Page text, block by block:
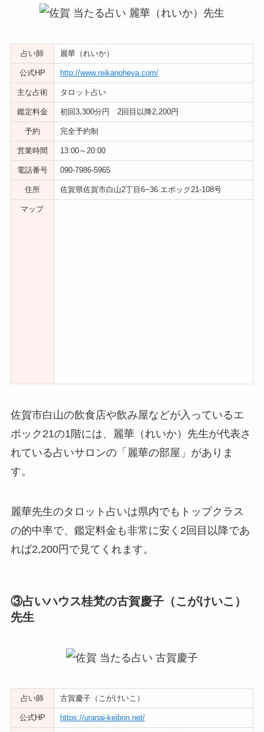
占い師 麗華（れいか）
公式HP http://www.reikanoheya.com/
主な占術 タロット占い
鑑定料金 初回3,300分円 2回目以降2,200円
予約 完全予約制
営業時間 13:00～20:00
電話番号 090-7986-5965
住所 佐賀県佐賀市白山2丁目6−36 エポック21-108号
マップ
佐賀市白山の飲食店や飲み屋などが入っているエ
ポック21の1階には、麗華（れいか）先生が代表さ
れている占いサロンの「麗華の部屋」がありま
す。
麗華先生のタロット占いは県内でもトップクラス
の的中率で、鑑定料金も非常に安く2回目以降であ
れば2,200円で見てくれます。
③占いハウス桂梵の古賀慶子（こがけいこ）
先生
占い師 古賀慶子（こがけいこ）
公式HP https://uranai-keibon.net/